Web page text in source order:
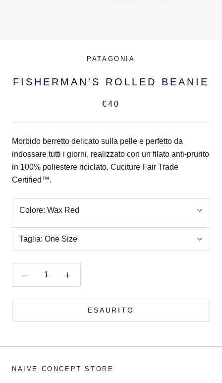
PATAGONIA
FISHERMAN'S ROLLED BEANIE
€40
Morbido berretto delicato sulla pelle e perfetto da
indossare tutti i giorni, realizzato con un filato anti-prurito
in 100% poliestere riciclato. Cuciture Fair Trade
Certified™.
Colore: Wax Red
Taglia: One Size
ESAURITO
NAIVE CONCEPT STORE